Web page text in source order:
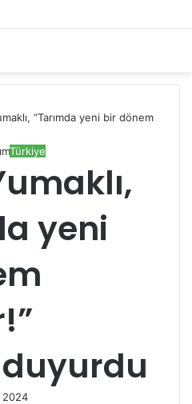
“Tarımda yeni bir dönem
Türkiye
yeni
2024